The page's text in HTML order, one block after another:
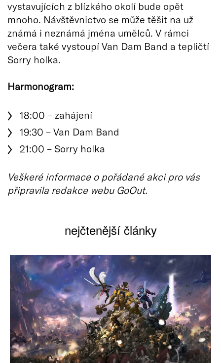
vystavujících z blízkého okolí bude opět
mnoho. Návštěvnictvo se může těšit na už
známá i neznámá jména umělců. V rámci
večera také vystoupí Van Dam Band a tepličtí
Sorry holka.
Harmonogram:
18:00 – zahájení
19:30 – Van Dam Band
21:00 – Sorry holka
Veškeré informace o pořádané akci pro vás
připravila redakce webu GoOut.
nejčtenější články